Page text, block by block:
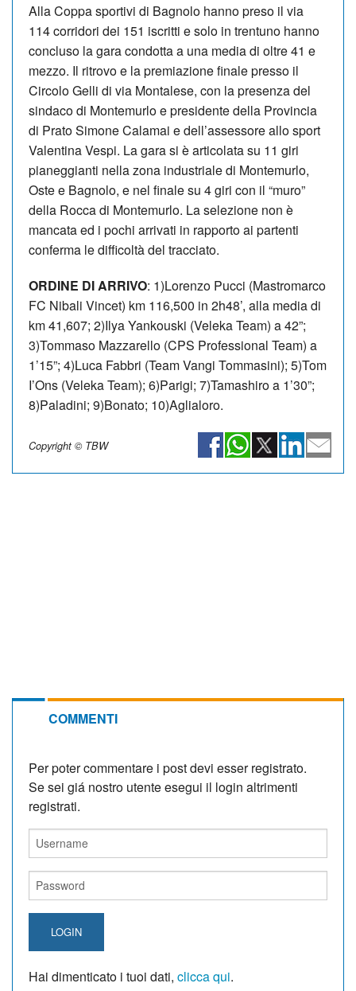
Alla Coppa sportivi di Bagnolo hanno preso il via
114 corridori dei 151 iscritti e solo in trentuno hanno
concluso la gara condotta a una media di oltre 41 e
mezzo. Il ritrovo e la premiazione finale presso il
Circolo Gelli di via Montalese, con la presenza del
sindaco di Montemurlo e presidente della Provincia
di Prato Simone Calamai e dell’assessore allo sport
Valentina Vespi. La gara si è articolata su 11 giri
pianeggianti nella zona industriale di Montemurlo,
Oste e Bagnolo, e nel finale su 4 giri con il “muro”
della Rocca di Montemurlo. La selezione non è
mancata ed i pochi arrivati in rapporto ai partenti
conferma le difficoltà del tracciato.
ORDINE DI ARRIVO: 1)Lorenzo Pucci (Mastromarco
FC Nibali Vincet) km 116,500 in 2h48’, alla media di
km 41,607; 2)Ilya Yankouski (Veleka Team) a 42”;
3)Tommaso Mazzarello (CPS Professional Team) a
1’15”; 4)Luca Fabbri (Team Vangi Tommasini); 5)Tom
I’Ons (Veleka Team); 6)Parigi; 7)Tamashiro a 1’30”;
8)Paladini; 9)Bonato; 10)Aglialoro.
Copyright © TBW
COMMENTI
Per poter commentare i post devi esser registrato.
Se sei giá nostro utente esegui il login altrimenti
registrati.
LOGIN
Hai dimenticato i tuoi dati, clicca qui.